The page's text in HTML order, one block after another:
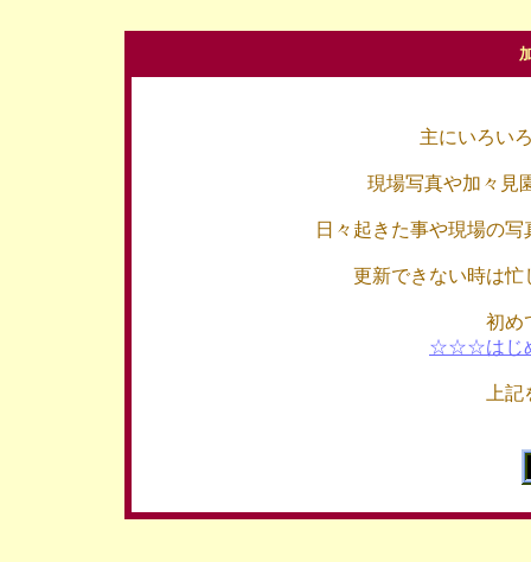
主にいろい
現場写真や加々見
日々起きた事や現場の
更新できない時は忙
初め
☆☆☆はじ
上